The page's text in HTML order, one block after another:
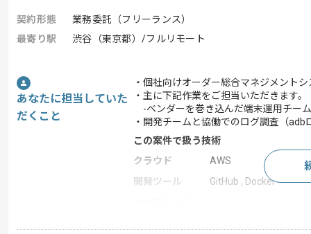
契約形態
業務委託（フリーランス）
最寄り駅
渋谷（東京都）/フルリモート
あなたに担当していた
だくこと
・個社向けオーダー総合マネジメント
・主に下記作業をご担当いただきます。
-ベンダーを巻き込んだ端末運用チー
・開発チームと協働でのログ調査（adb
この案件で扱う技術
クラウド
AWS
開発ツール
GitHub , Docker